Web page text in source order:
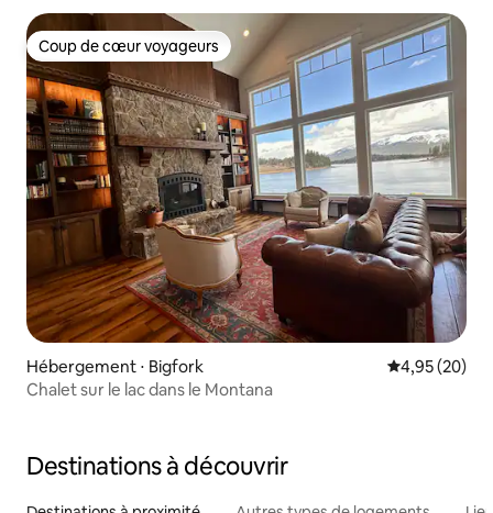
Coup de cœur voyageurs
Coup de cœur voyageurs
Hébergement ⋅ Bigfork Évaluation
4,95 (20)
Chalet sur le lac dans le Montana
Destinations à découvrir